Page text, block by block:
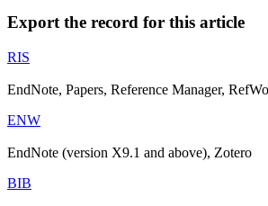
Export the record for this article
RIS
EndNote, Papers, Reference Manager,
ENW
EndNote (version X9.1 and above), Zotero
BIB